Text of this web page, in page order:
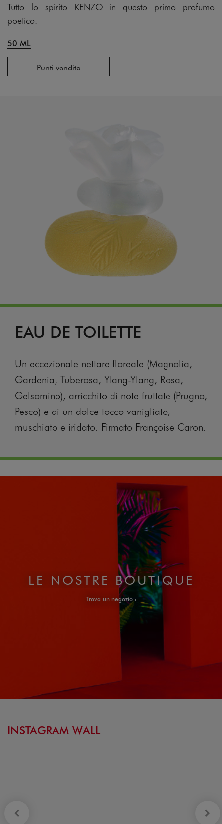
Tutto lo spirito KENZO in questo primo profumo
poetico.
50 ML
Punti vendita
EAU DE TOILETTE
Un eccezionale nettare floreale (Magnolia,
Gardenia, Tuberosa, Ylang-Ylang, Rosa,
Gelsomino), arricchito di note fruttate (Prugno,
Pesco) e di un dolce tocco vanigliato,
muschiato e iridato. Firmato Françoise Caron.
LE NOSTRE BOUTIQUE
Trova un negozio
INSTAGRAM WALL